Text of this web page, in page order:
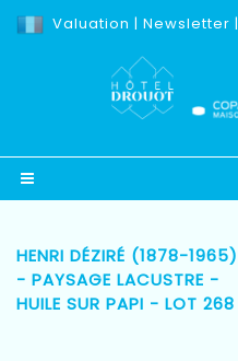
Valuation | Newsletter |
HENRI DÉZIRÉ (1878-1965)
- PAYSAGE LACUSTRE -
HUILE SUR PAPI - LOT 268